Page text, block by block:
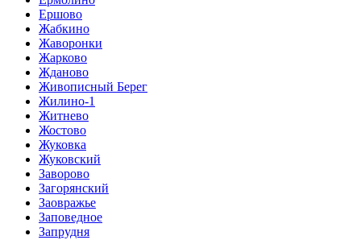
Ершово
Жабкино
Жаворонки
Жарково
Жданово
Живописный Берег
Жилино-1
Житнево
Жостово
Жуковка
Жуковский
Заворово
Загорянский
Заовражье
Заповедное
Запрудня